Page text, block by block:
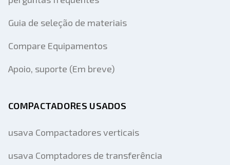
Guia de seleção de materiais
Compare Equipamentos
Apoio, suporte (Em breve)
COMPACTADORES USADOS
usava Compactadores verticais
usava Comptadores de transferência